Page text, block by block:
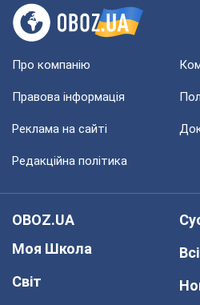
Про компанію
Правова інформація
Реклама на сайті
Редакційна політика
OBOZ.UA
Моя Школа
Світ